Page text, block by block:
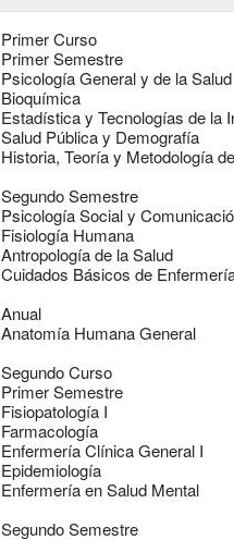
Primer Curso
Primer Semestre
Psicología General y de la Salud
Bioquímica
Estadística y Tecnologías de la
Salud Pública y Demografía
Historia, Teoría y Metodología
Segundo Semestre
Psicología Social y
Fisiología Humana
Antropología de la Salud
Cuidados Básicos de
Anual
Anatomía Humana General
Segundo Curso
Primer Semestre
Fisiopatología I
Farmacología
Enfermería Clínica General I
Epidemiología
Enfermería en Salud Mental
Segundo Semestre